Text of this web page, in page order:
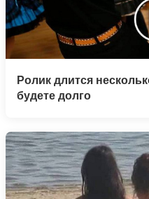
Ролик длится
будете долго